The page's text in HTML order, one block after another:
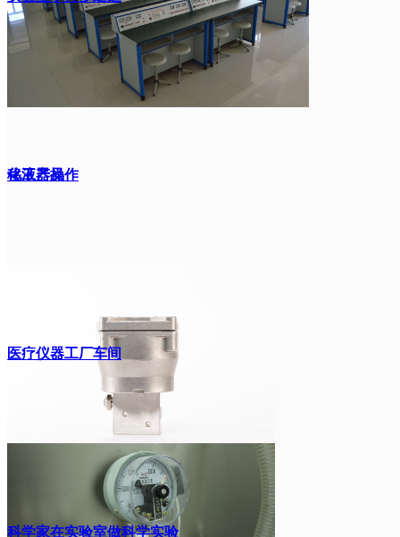
移液器操作
化工产品
医疗仪器工厂车间
科学家在实验室做科学实验